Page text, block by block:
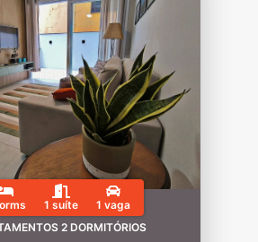
1 suíte
1 vaga
2 DORMITÓRIOS